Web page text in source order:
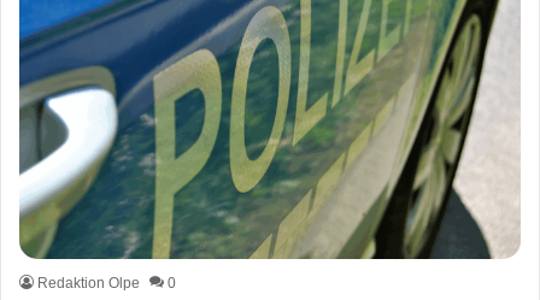
Redaktion Olpe 0